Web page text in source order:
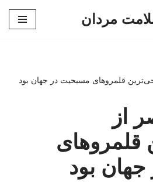
مردان
قلمروهای مسیحیت در جهان بود
از
قلمروهای
بود